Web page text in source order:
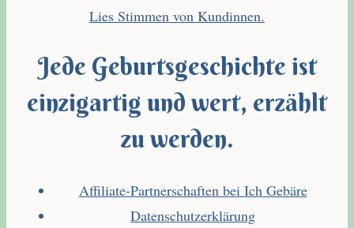
Lies Stimmen von Kundinnen.
Jede Geburtsgeschichte ist
einzigartig und wert, erzählt
zu werden.
Affiliate-Partnerschaften bei Ich Gebäre
Datenschutzerklärung